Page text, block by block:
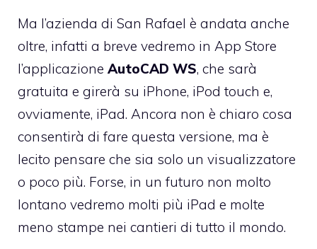
Ma l’azienda di San Rafael è andata anche
oltre, infatti a breve vedremo in App Store
l’applicazione AutoCAD WS, che sarà
gratuita e girerà su iPhone, iPod touch e,
ovviamente, iPad. Ancora non è chiaro cosa
consentirà di fare questa versione, ma è
lecito pensare che sia solo un visualizzatore
o poco più. Forse, in un futuro non molto
lontano vedremo molti più iPad e molte
meno stampe nei cantieri di tutto il mondo.